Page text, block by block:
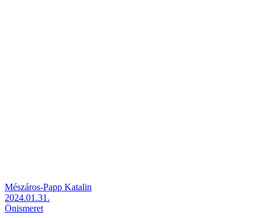
Mészáros-Papp Katalin
2024.01.31.
Önismeret